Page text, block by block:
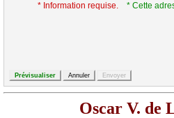
* Information requise.
* Cette
Oscar V. de